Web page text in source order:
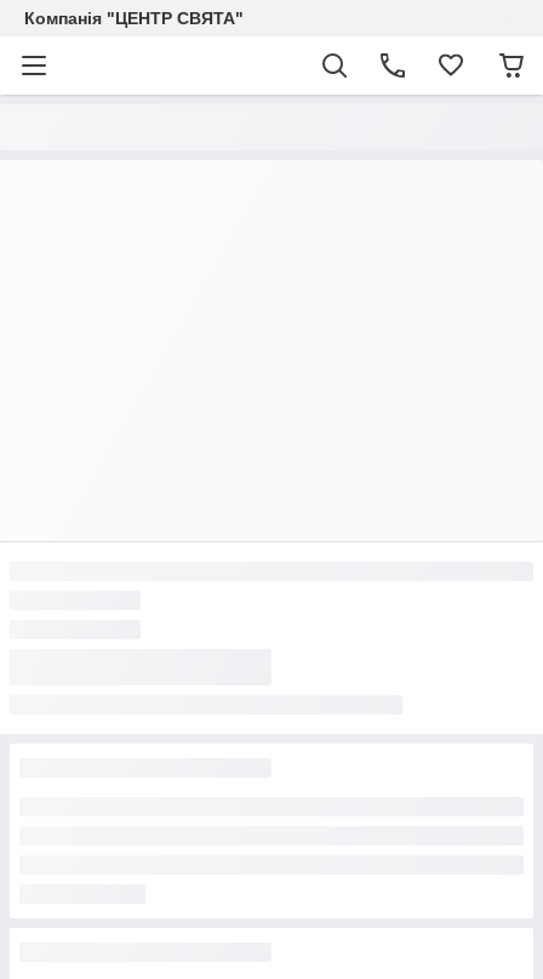
Компанія "ЦЕНТР СВЯТА"